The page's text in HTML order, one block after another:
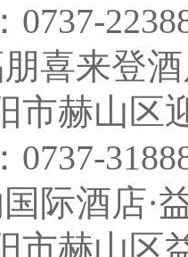
0737-
喜来登
市赫山区
0737-
际酒店·
市赫山区